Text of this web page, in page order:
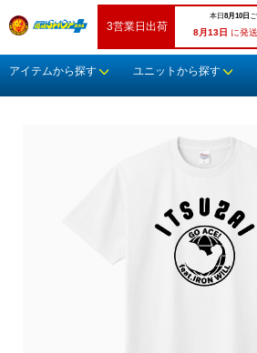
3営業日出荷
本日 8月10日
8月13日 に発
アイテムから探す ユニットから探す